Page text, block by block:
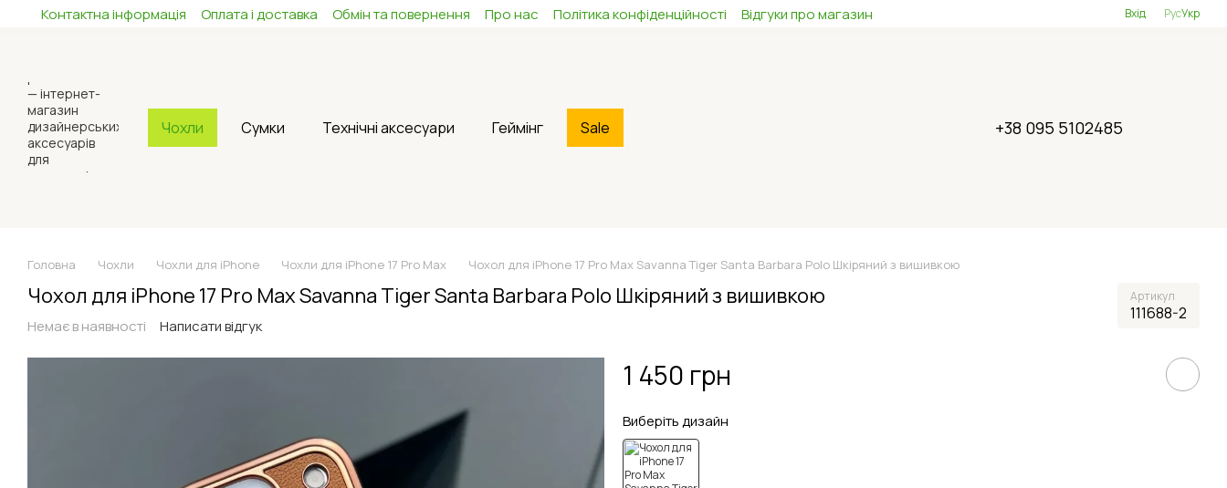
Перейти до основного контенту
Контактна інформація Оплата і доставка Обмін та повернення Про нас Політика конфіденційності Відгуки про магазин Вхід РусУкр
Чохли Сумки Технічні аксесуари Геймінг Sale +38 095 5102485
Головна Чохли Чохли для iPhone Чохли для iPhone 17 Pro Max Чохол для iPhone 17 Pro Max Savanna Tiger Santa Barbara Polo Шкіряний з вишивкою
Чохол для iPhone 17 Pro Max Savanna Tiger Santa Barbara Polo Шкіряний з вишивкою Артикул
111688-2
Немає в наявності Написати відгук
1 450 грн
Виберіть дизайн